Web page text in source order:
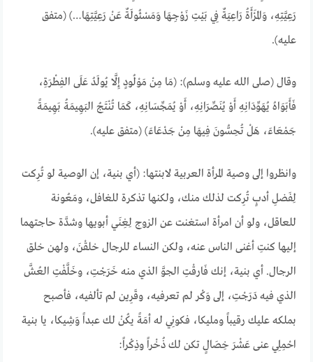
رَعِيَّتِهِ، وَالمَرْأَةُ رَاعِيَةٌ فِي بَيْتِ زَوْجِهَا وَمَسْئُولَةٌ عَنْ رَعِيَّتِهَا…) (متفق
عليه).
وقال (صلى الله عليه وسلم): (مَا مِنْ مَوْلُودٍ إِلَّا يُولَدُ عَلَى الفِطْرَةِ،
فَأَبَوَاهُ يُهَوِّدَانِهِ أَوْ يُنَصِّرَانِهِ، أَوْ يُمَجِّسَانِهِ، كَمَا تُنْتَجُ البَهِيمَةُ بَهِيمَةً
جَمْعَاءَ، هَلْ تُحِسُّونَ فِيهَا مِنْ جَدْعَاءَ) (متفق عليه).
وانظروا إلى وصية المرأة العربية لابنتها: (أي بنية، إن الوصية لو تُرِكت
لِفَضلِ أدبٍ تُرِكت لذلك منك، ولكنها تذكرة للغافل، ومَعُونة
للعاقل، ولو أن امرأة استغنت عن الزوج لِغِنَي أبويها وشدَّة حاجتهما
إليها كنتِ أغنى الناس عنه، ولكن النساء للرجال خلقْنَ، ولهن خلق
الرجال. أي بنية، إنك فَارقْتِ الجوَّ الذي منه خَرَجْتِ، وخَلَّفْتِ العُشَّ
الذي فيه دَرَجْتِ، إلى وَكْر لم تعرفيه، وقَرِين لم تألفيه، فأصبح
بملكه عليك رقيباً ومليكا، فكونِي له أمَةً يكُنْ لك عبداً وَشِيكا، يا بنية
احْمِلِي عنى عَشْرَ خِصَالٍ تكن لك ذُخْراً وذِكْراً: